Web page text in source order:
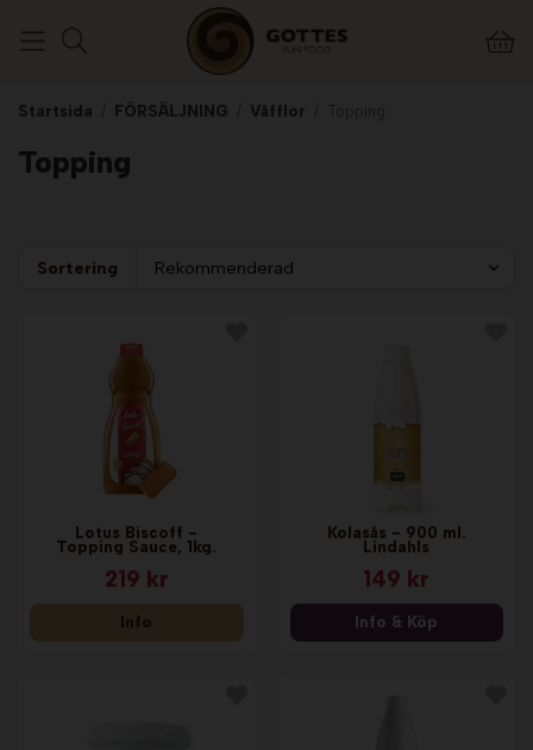
Startsida FÖRSÄLJNING Våfflor
Topping
Sortering
Lotus Biscoff -
Topping Sauce, 1kg.
219 kr
Info
Kolasås - 900 ml.
Lindahls
149 kr
Info & Köp